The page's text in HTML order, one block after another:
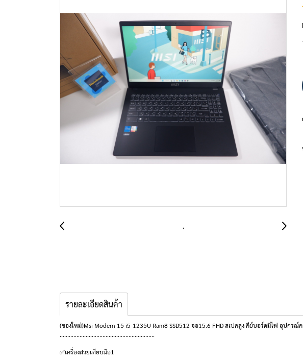
รายละเอียดสินค้า
(ของใหม่)Msi Modern 15 i5-1235U Ram8 SSD512 จอ15.6 FHD สเปคสูง คีย์บอร์ดมีไฟ อุปกร
..............................................................
✅เครื่องสวยเทียบมือ1